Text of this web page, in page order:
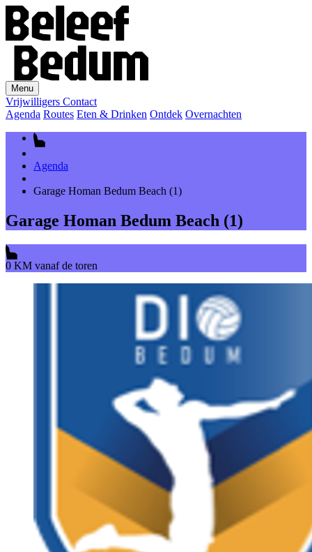
Menu
Vrijwilligers Contact
Agenda Routes Eten & Drinken Ontdek Overnachten
Agenda
Garage Homan Bedum Beach (1)
Garage Homan Bedum Beach (1)
0 KM vanaf de toren